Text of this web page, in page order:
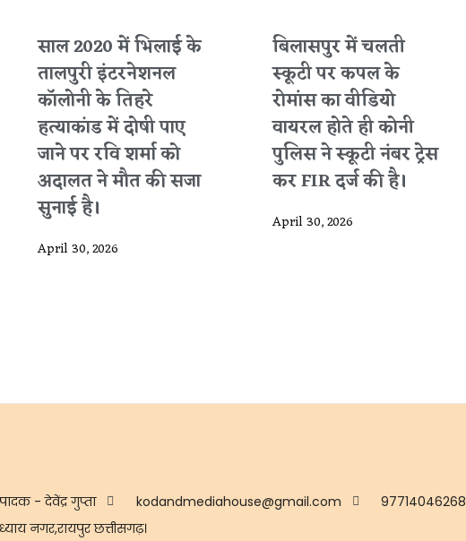
साल 2020 में भिलाई के
तालपुरी इंटरनेशनल
कॉलोनी के तिहरे
हत्याकांड में दोषी पाए
जाने पर रवि शर्मा को
अदालत ने मौत की सजा
सुनाई है।
April 30, 2026
बिलासपुर में चलती
स्कूटी पर कपल के
रोमांस का वीडियो
वायरल होते ही कोनी
पुलिस ने स्कूटी नंबर ट्रेस
कर FIR दर्ज की है।
April 30, 2026
- देवेंद्र गुप्ता kodandmediahouse@gmail.com
97714046268
नगर,रायपुर छत्तीसगढ़।